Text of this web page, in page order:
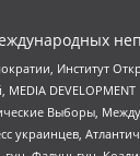
Институт
Выборы,
украинцев,